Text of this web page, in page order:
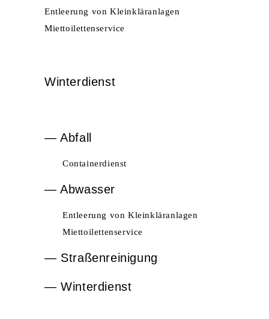
Entleerung von Kleinkläranlagen
Miettoilettenservice
Winterdienst
— Abfall
Containerdienst
— Abwasser
Entleerung von Kleinkläranlagen
Miettoilettenservice
— Straßenreinigung
—Winterdienst